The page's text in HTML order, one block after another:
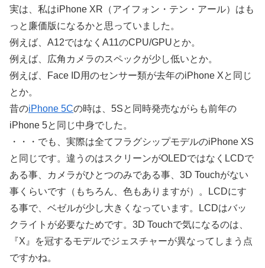
実は、私はiPhone XR（アイフォン・テン・アール）はも
っと廉価版になるかと思っていました。
例えば、A12ではなくA11のCPU/GPUとか。
例えば、広角カメラのスペックが少し低いとか。
例えば、Face ID用のセンサー類が去年のiPhone Xと同じ
とか。
昔のiPhone 5Cの時は、5Sと同時発売ながらも前年の
iPhone 5と同じ中身でした。
・・・でも、実際は全てフラグシップモデルのiPhone XS
と同じです。違うのはスクリーンがOLEDではなくLCDで
ある事、カメラがひとつのみである事、3D Touchがない
事くらいです（もちろん、色もありますが）。LCDにす
る事で、ベゼルが少し大きくなっています。LCDはバッ
クライトが必要なためです。3D Touchで気になるのは、
『X』を冠するモデルでジェスチャーが異なってしまう点
ですかね。